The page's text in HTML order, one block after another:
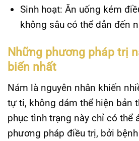
Sinh hoạt: Ăn uống kém
không sâu có thể dẫn đến
Những phương pháp trị
biến nhất
Nám là nguyên nhân khiến
tự ti, không dám thể hiện bản
phục tình trạng này chỉ có thể
phương pháp điều trị, bởi